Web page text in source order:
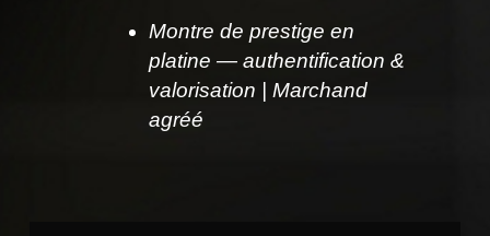
Montre de prestige en
platine — authentification &
valorisation | Marchand
agréé